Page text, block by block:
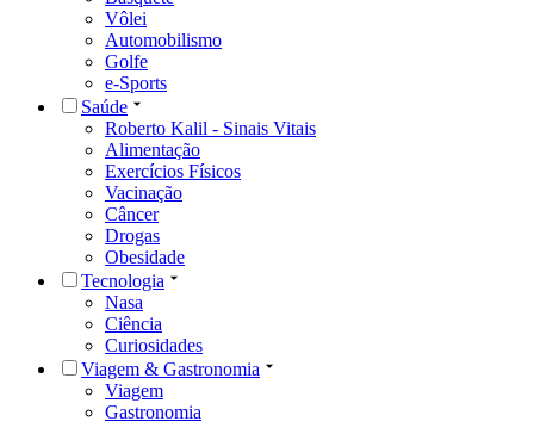
Vôlei
Automobilismo
Golfe
e-Sports
Saúde
Roberto Kalil - Sinais Vitais
Alimentação
Exercícios Físicos
Vacinação
Câncer
Drogas
Obesidade
Tecnologia
Nasa
Ciência
Curiosidades
Viagem & Gastronomia
Viagem
Gastronomia